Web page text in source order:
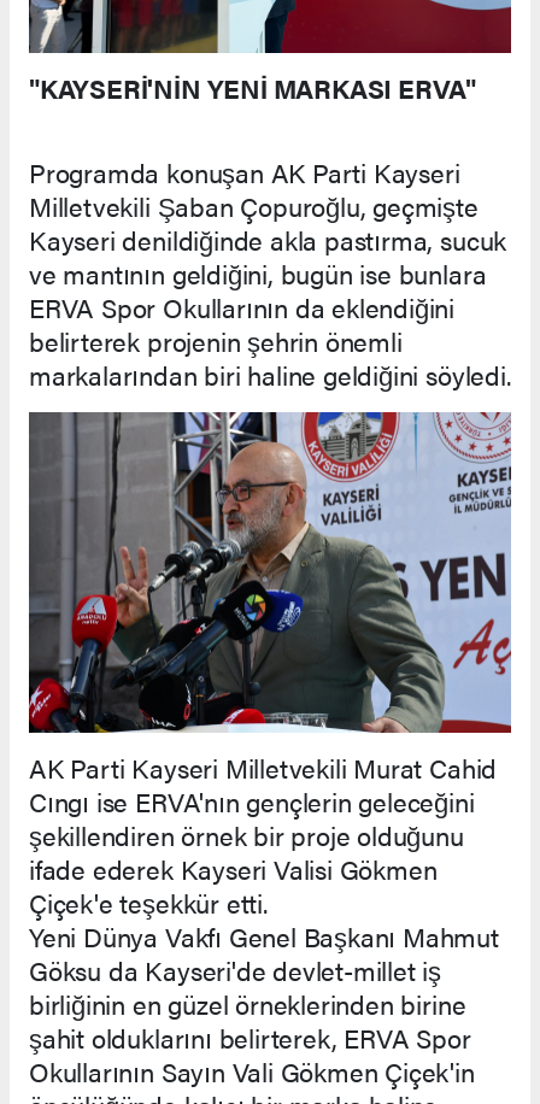
"KAYSERİ'NİN YENİ MARKASI ERVA"
Programda konuşan AK Parti Kayseri
Milletvekili Şaban Çopuroğlu, geçmişte
Kayseri denildiğinde akla pastırma, sucuk
ve mantının geldiğini, bugün ise bunlara
ERVA Spor Okullarının da eklendiğini
belirterek projenin şehrin önemli
markalarından biri haline geldiğini söyledi.
AK Parti Kayseri Milletvekili Murat Cahid
Cıngı ise ERVA'nın gençlerin geleceğini
şekillendiren örnek bir proje olduğunu
ifade ederek Kayseri Valisi Gökmen
Çiçek'e teşekkür etti.
Yeni Dünya Vakfı Genel Başkanı Mahmut
Göksu da Kayseri'de devlet-millet iş
birliğinin en güzel örneklerinden birine
şahit olduklarını belirterek, ERVA Spor
Okullarının Sayın Vali Gökmen Çiçek'in